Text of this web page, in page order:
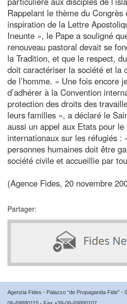
Rappelant le thème du
inspiration de la Lettre
Ineunte », le Pape a souligné
renouveau pastoral devait se
la Tradition, et que le respect,
doit caractériser la société et la
de l’homme. « Une fois encore
d’adhérer à la Convention
protection des droits des
leurs familles », a déclaré le
aussi un appel aux Etats pour
internationaux sur les réfugiés :
personnes humaines doit être
société civile et accueillie par
(Agence Fides, 20 novembre
Partager:
Agenzia Fides - Palazzo “de Propaganda Fide” -